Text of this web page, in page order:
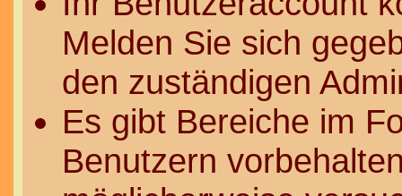
Melden Sie sich
den zuständigen
Es gibt Bereiche im
Benutzern